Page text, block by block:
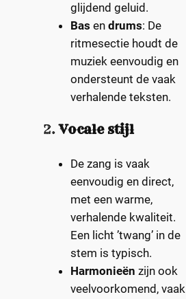
glijdend geluid.
Bas en drums: De
ritmesectie houdt de
muziek eenvoudig en
ondersteunt de vaak
verhalende teksten.
2.Vocale stijl
De zang is vaak
eenvoudig en direct,
met een warme,
verhalende kwaliteit.
Een licht ’twang’ in de
stem is typisch.
Harmonieën zijn ook
veelvoorkomend, vaak